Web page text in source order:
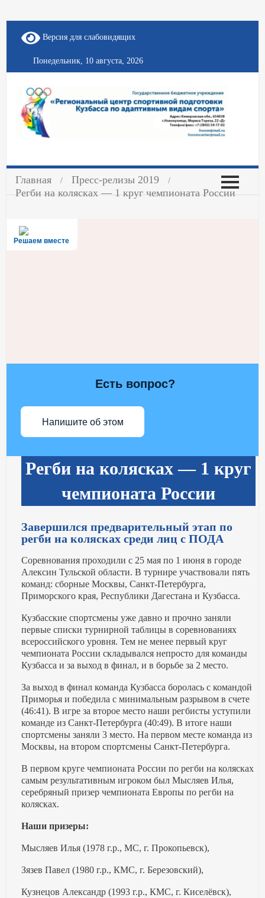
Версия для слабовидящих
Понедельник, 10 августа, 2026
Главная
Пресс-релизы 2019
Регби на колясках — 1 круг чемпионата России
Решаем вместе
Есть вопрос?
Напишите об этом
Регби на колясках — 1 круг
чемпионата России
Завершился предварительный этап по
регби на колясках среди лиц с ПОДА
Соревнования проходили с 25 мая по 1 июня в городе
Алексин Тульской области. В турнире участвовали пять
команд: сборные Москвы, Санкт-Петербурга,
Приморского края, Республики Дагестана и Кузбасса.
Кузбасские спортсмены уже давно и прочно заняли
первые списки турнирной таблицы в соревнованиях
всероссийского уровня. Тем не менее первый круг
чемпионата России складывался непросто для команды
Кузбасса и за выход в финал, и в борьбе за 2 место.
За выход в финал команда Кузбасса боролась с командой
Приморья и победила с минимальным разрывом в счете
(46:41). В игре за второе место наши регбисты уступили
команде из Санкт-Петербурга (40:49). В итоге наши
спортсмены заняли 3 место. На первом месте команда из
Москвы, на втором спортсмены Санкт-Петербурга.
В первом круге чемпионата России по регби на колясках
самым результативным игроком был Мысляев Илья,
серебряный призер чемпионата Европы по регби на
колясках.
Наши призеры:
Мысляев Илья (1978 г.р., МС, г. Прокопьевск),
Зязев Павел (1980 г.р., КМС, г. Березовский),
Кузнецов Александр (1993 г.р., КМС, г. Киселёвск),